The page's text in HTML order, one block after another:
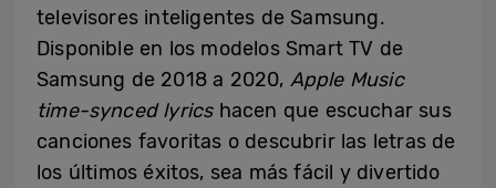
televisores inteligentes de Samsung.
Disponible en los modelos Smart TV de
Samsung de 2018 a 2020, Apple Music
time-synced lyricshacen que escuchar sus
canciones favoritas o descubrir las letras de
los últimos éxitos, sea más fácil y divertido